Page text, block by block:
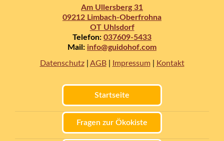
Am Ullersberg 31
09212 Limbach-Oberfrohna
OT Uhlsdorf
Telefon: 037609-5433
Mail: info@guidohof.com
Datenschutz| AGB| Impressum Kontakt
Startseite
Fragen zur Ökokiste